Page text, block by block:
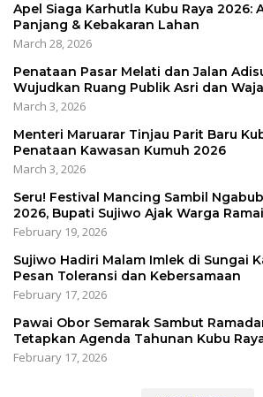
Apel Siaga Karhutla Kubu Raya 2026:
Panjang & Kebakaran Lahan
March 28, 2026
Penataan Pasar Melati dan Jalan
Wujudkan Ruang Publik Asri dan
March 3, 2026
Menteri Maruarar Tinjau Parit Baru
Penataan Kawasan Kumuh 2026
March 3, 2026
Seru! Festival Mancing Sambil
2026, Bupati Sujiwo Ajak Warga
February 19, 2026
Sujiwo Hadiri Malam Imlek di Sungai
Pesan Toleransi dan Kebersamaan
February 17, 2026
Pawai Obor Semarak Sambut
Tetapkan Agenda Tahunan Kubu
February 17, 2026